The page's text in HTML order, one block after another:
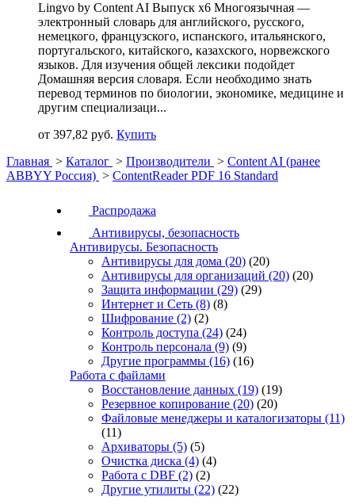
Lingvo by Content AI Выпуск x6 Многоязычная —
электронный словарь для английского, русского,
немецкого, французского, испанского, итальянского,
португальского, китайского, казахского, норвежского
языков. Для изучения общей лексики подойдет
Домашняя версия словаря. Если необходимо знать
перевод терминов по биологии, экономике, медицине и
другим специализаци...
от 397,82 руб. Купить
Главная > Каталог > Производители > Content AI (ранее
ABBYY Россия) > ContentReader PDF 16 Standard
Распродажа
Антивирусы, безопасность
Антивирусы. Безопасность
Антивирусы для дома (20) (20)
Антивирусы для организаций (20) (20)
Защита информации (29) (29)
Интернет и Сеть (8) (8)
Шифрование (2) (2)
Контроль доступа (24) (24)
Контроль персонала (9) (9)
Другие программы (16) (16)
Работа с файлами
Восстановление данных (19) (19)
Резервное копирование (20) (20)
Файловые менеджеры и каталогизаторы (11)
(11)
Архиваторы (5) (5)
Очистка диска (4) (4)
Работа с DBF (2) (2)
Другие утилиты (22) (22)